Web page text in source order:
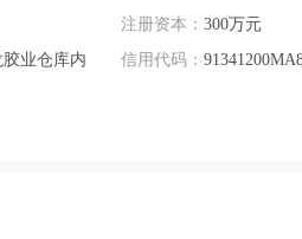
业仓库内
注册资本： 300万元
信用代码：